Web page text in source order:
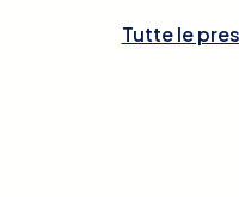
Tutte le